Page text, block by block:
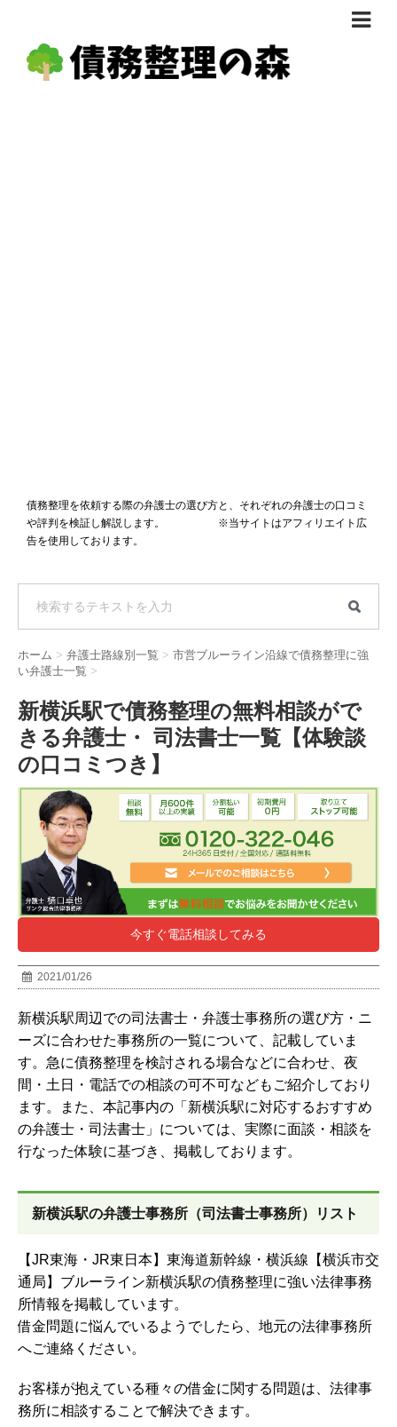
債務整理体験談
債務整理を依頼する際の弁護士の選び方と、それぞれの弁護士の口コミ
や評判を検証し解説します。 ※当サイトはアフィリエイト広
告を使用しております。
ホーム > 弁護士路線別一覧 > 市営ブルーライン沿線で債務整理に強
い弁護士一覧 >
新横浜駅で債務整理の無料相談がで
きる弁護士・ 司法書士一覧【体験談
の口コミつき】
今すぐ電話相談してみる
2021/01/26
新横浜駅周辺での司法書士・弁護士事務所の選び方・ニ
ーズに合わせた事務所の一覧について、記載していま
す。急に債務整理を検討される場合などに合わせ、夜
間・土日・電話での相談の可不可などもご紹介しており
ます。また、本記事内の「 新横浜駅に対応するおすすめ
の弁護士・司法書士」については、実際に面談・相談を
行なった体験に基づき、掲載しております。
新横浜駅の弁護士事務所（司法書士事務所）リスト
【JR東海・JR東日本】東海道新幹線・横浜線【横浜市交
通局】ブルーライン新横浜駅の債務整理に強い法律事務
所情報を掲載しています。
借金問題に悩んでいるようでしたら、地元の法律事務所
へご連絡ください。
お客様が抱えている種々の借金に関する問題は、法律事
務所に相談することで解決できます。